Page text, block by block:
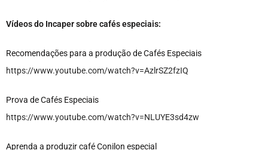
Vídeos do Incaper sobre cafés especiais:
Recomendações para a produção de Cafés Especiais
https://www.youtube.com/watch?v=AzlrSZ2fzIQ
Prova de Cafés Especiais
https://www.youtube.com/watch?v=NLUYE3sd4zw
Aprenda a produzir café Conilon especial